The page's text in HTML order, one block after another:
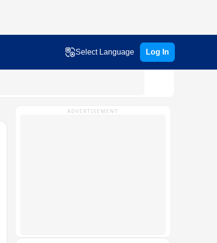
Select Language Log In
ADVERTISEMENT